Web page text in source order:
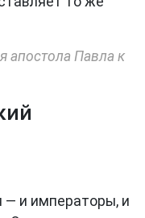
апостола Павла к
и императоры, и